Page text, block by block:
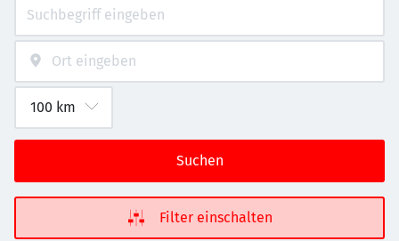
Suchen
Filter einschalten